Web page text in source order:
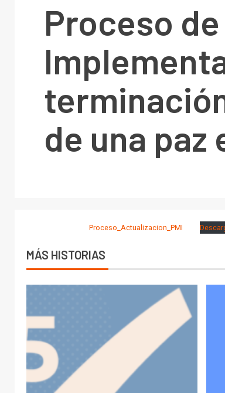
Proceso
de una paz
Proceso_Actualizacion_PMI
MÁS HISTORIAS